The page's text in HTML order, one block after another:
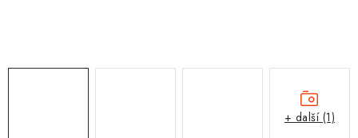
+ další (1)